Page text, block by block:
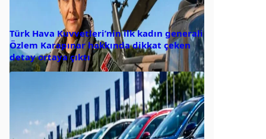
Türk Hava Kuvvetleri’nin ilk kadın generali
Özlem Karapınar hakkında dikkat çeken
detay ortaya çıktı